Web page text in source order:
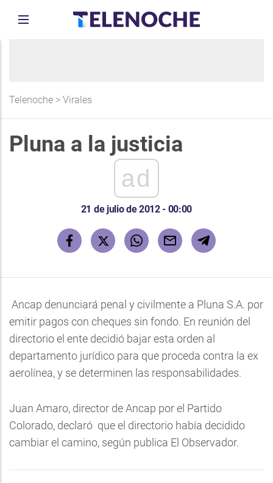
Telenoche > Virales
Pluna a la justicia
ad
21 de julio de 2012 - 00:00
Ancap denunciará penal y civilmente a Pluna S.A. por
emitir pagos con cheques sin fondo. En reunión del
directorio el ente decidió bajar esta orden al
departamento jurídico para que proceda contra la ex
aerolínea, y se determinen las responsabilidades.
Juan Amaro, director de Ancap por el Partido
Colorado, declaró que el directorio había decidido
cambiar el camino, según publica El Observador.